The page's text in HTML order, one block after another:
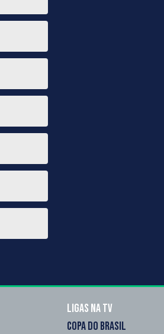
Ligas na TV
COPA DO BRASIL